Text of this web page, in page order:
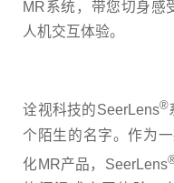
MR系统，带您切身感
人机交互体验。
诠视科技的SeerLens®
个陌生的名字。作为
化 MR产品， SeerLens